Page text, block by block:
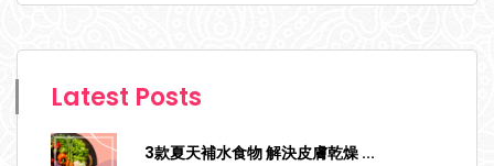
Latest Posts
3款夏天補水食物 解決皮膚乾燥 ...